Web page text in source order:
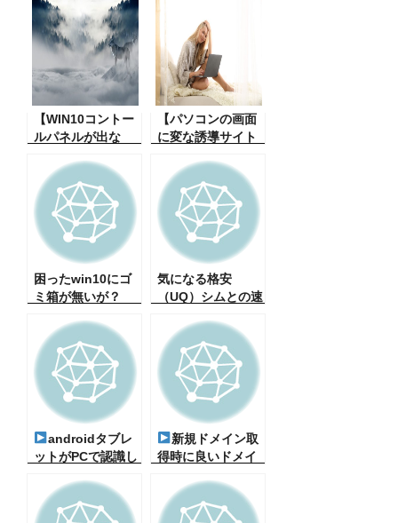
【WIN10コントー
ルパネルが出な
ブル対処】パソコ
ンを操作してる時
にコントロールパ
ネルの出し方が分
からないその方
法。初心者向け
【パソコンの画面
に変な誘導サイト
サイトが出ないよ
うにする方法】何
かの拍子にソフト
の勧誘がインスト
ールされ、時々画
面に出てきてしま
う。
困ったwin10にゴ
ミ箱が無いが？
の対策）
気になる格安
（UQ）シムとの速
田舎です）
androidタブレ
ットがPCで認識し
覚書）解決PC-
TE510BAL
新規ドメイン取
得時に良いドメイ
かれるもの・初心
者向け）